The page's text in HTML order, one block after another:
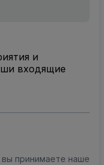
и
входящие
вы принимаете наше